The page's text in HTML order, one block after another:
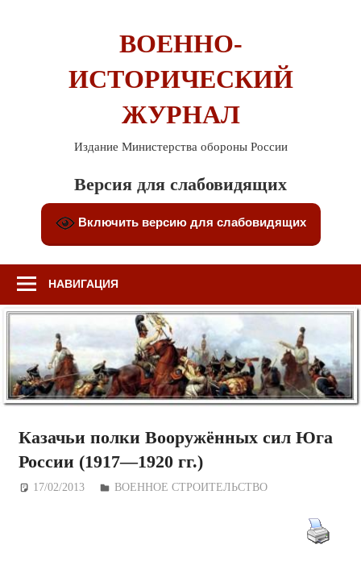
ВОЕННО-
ИСТОРИЧЕСКИЙ
ЖУРНАЛ
Издание Министерства обороны России
Версия для слабовидящих
Включить версию для слабовидящих
НАВИГАЦИЯ
Казачьи полки Вооружённых сил Юга
России (1917—1920 гг.)
17/02/2013 Дежурный по Редакции
ВОЕННОЕ СТРОИТЕЛЬСТВО